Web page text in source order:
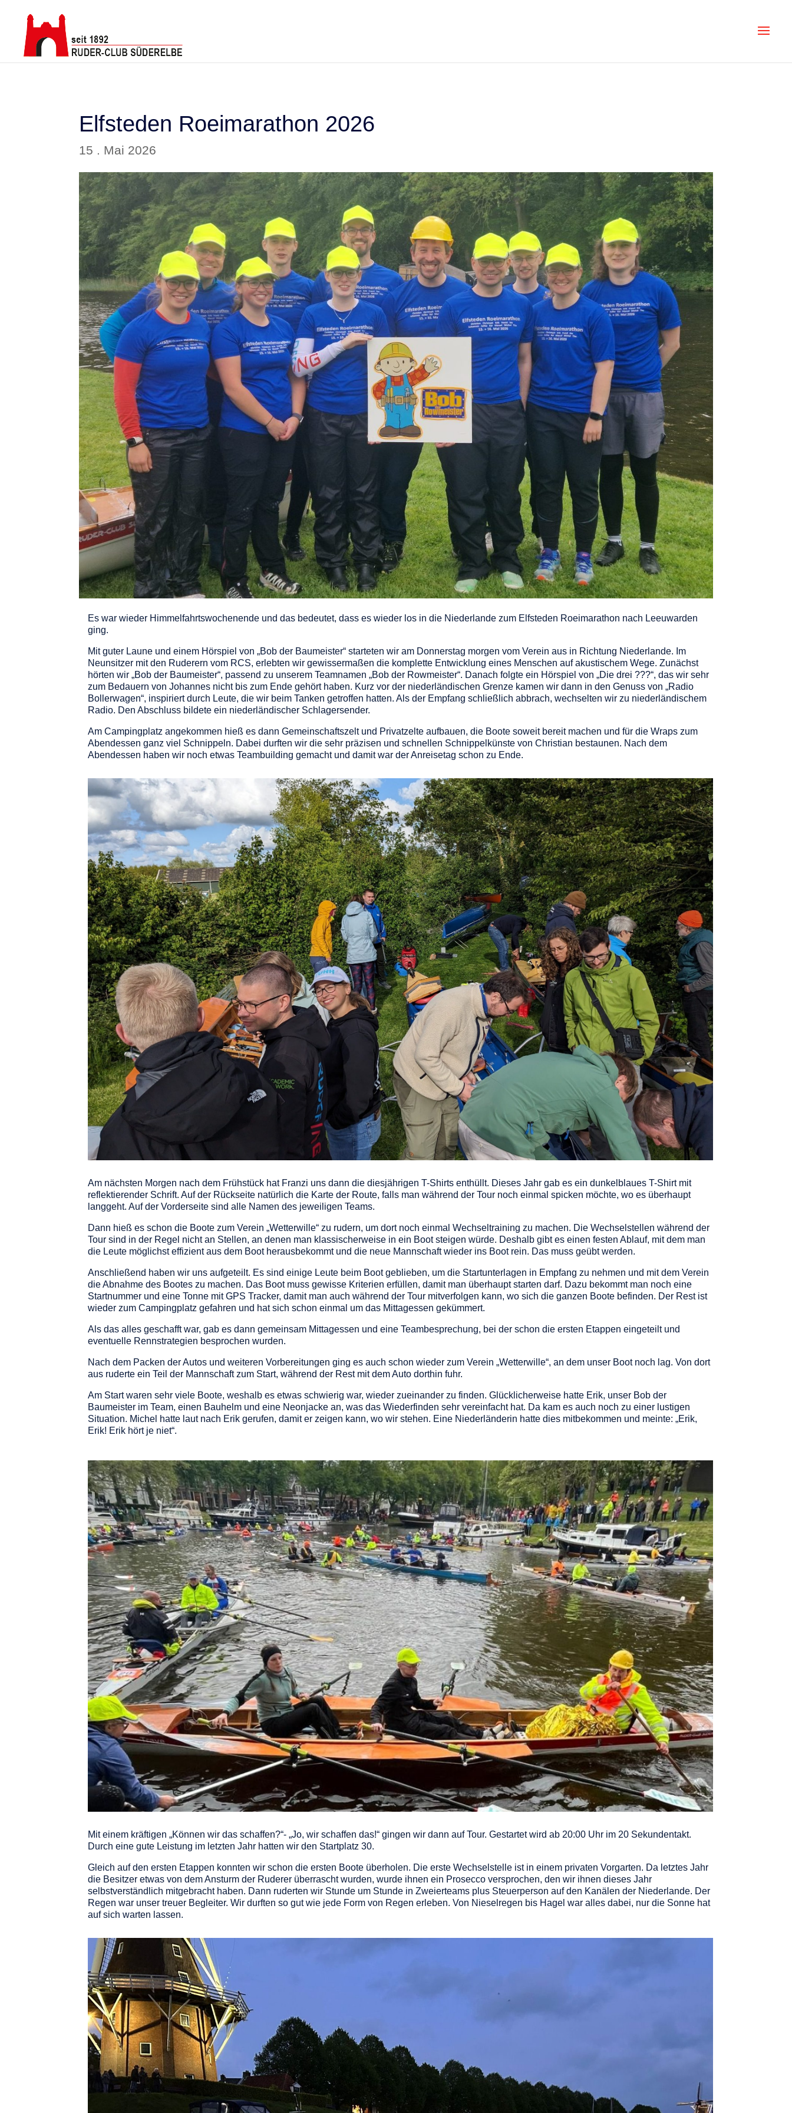
Elfsteden Roeimarathon 2026
15 . Mai 2026
Es war wieder Himmelfahrtswochenende und das bedeutet, dass es wieder los in die Niederlande zum Elfsteden Roeimarathon nach Leeuwarden
ging.
Mit guter Laune und einem Hörspiel von „Bob der Baumeister“ starteten wir am Donnerstag morgen vom Verein aus in Richtung Niederlande. Im
Neunsitzer mit den Ruderern vom RCS, erlebten wir gewissermaßen die komplette Entwicklung eines Menschen auf akustischem Wege. Zunächst
hörten wir „Bob der Baumeister“, passend zu unserem Teamnamen „Bob der Rowmeister“. Danach folgte ein Hörspiel von „Die drei ???“, das wir sehr
zum Bedauern von Johannes nicht bis zum Ende gehört haben. Kurz vor der niederländischen Grenze kamen wir dann in den Genuss von „Radio
Bollerwagen“, inspiriert durch Leute, die wir beim Tanken getroffen hatten. Als der Empfang schließlich abbrach, wechselten wir zu niederländischem
Radio. Den Abschluss bildete ein niederländischer Schlagersender.
Am Campingplatz angekommen hieß es dann Gemeinschaftszelt und Privatzelte aufbauen, die Boote soweit bereit machen und für die Wraps zum
Abendessen ganz viel Schnippeln. Dabei durften wir die sehr präzisen und schnellen Schnippelkünste von Christian bestaunen. Nach dem
Abendessen haben wir noch etwas Teambuilding gemacht und damit war der Anreisetag schon zu Ende.
Am nächsten Morgen nach dem Frühstück hat Franzi uns dann die diesjährigen T-Shirts enthüllt. Dieses Jahr gab es ein dunkelblaues T-Shirt mit
reflektierender Schrift. Auf der Rückseite natürlich die Karte der Route, falls man während der Tour noch einmal spicken möchte, wo es überhaupt
langgeht. Auf der Vorderseite sind alle Namen des jeweiligen Teams.
Dann hieß es schon die Boote zum Verein „Wetterwille“ zu rudern, um dort noch einmal Wechseltraining zu machen. Die Wechselstellen während der
Tour sind in der Regel nicht an Stellen, an denen man klassischerweise in ein Boot steigen würde. Deshalb gibt es einen festen Ablauf, mit dem man
die Leute möglichst effizient aus dem Boot herausbekommt und die neue Mannschaft wieder ins Boot rein. Das muss geübt werden.
Anschließend haben wir uns aufgeteilt. Es sind einige Leute beim Boot geblieben, um die Startunterlagen in Empfang zu nehmen und mit dem Verein
die Abnahme des Bootes zu machen. Das Boot muss gewisse Kriterien erfüllen, damit man überhaupt starten darf. Dazu bekommt man noch eine
Startnummer und eine Tonne mit GPS Tracker, damit man auch während der Tour mitverfolgen kann, wo sich die ganzen Boote befinden. Der Rest ist
wieder zum Campingplatz gefahren und hat sich schon einmal um das Mittagessen gekümmert.
Als das alles geschafft war, gab es dann gemeinsam Mittagessen und eine Teambesprechung, bei der schon die ersten Etappen eingeteilt und
eventuelle Rennstrategien besprochen wurden.
Nach dem Packen der Autos und weiteren Vorbereitungen ging es auch schon wieder zum Verein „Wetterwille“, an dem unser Boot noch lag. Von dort
aus ruderte ein Teil der Mannschaft zum Start, während der Rest mit dem Auto dorthin fuhr.
Am Start waren sehr viele Boote, weshalb es etwas schwierig war, wieder zueinander zu finden. Glücklicherweise hatte Erik, unser Bob der
Baumeister im Team, einen Bauhelm und eine Neonjacke an, was das Wiederfinden sehr vereinfacht hat. Da kam es auch noch zu einer lustigen
Situation. Michel hatte laut nach Erik gerufen, damit er zeigen kann, wo wir stehen. Eine Niederländerin hatte dies mitbekommen und meinte: „Erik,
Erik! Erik hört je niet“.
Mit einem kräftigen „Können wir das schaffen?“- „Jo, wir schaffen das!“ gingen wir dann auf Tour. Gestartet wird ab 20:00 Uhr im 20 Sekundentakt.
Durch eine gute Leistung im letzten Jahr hatten wir den Startplatz 30.
Gleich auf den ersten Etappen konnten wir schon die ersten Boote überholen. Die erste Wechselstelle ist in einem privaten Vorgarten. Da letztes Jahr
die Besitzer etwas von dem Ansturm der Ruderer überrascht wurden, wurde ihnen ein Prosecco versprochen, den wir ihnen dieses Jahr
selbstverständlich mitgebracht haben. Dann ruderten wir Stunde um Stunde in Zweierteams plus Steuerperson auf den Kanälen der Niederlande. Der
Regen war unser treuer Begleiter. Wir durften so gut wie jede Form von Regen erleben. Von Nieselregen bis Hagel war alles dabei, nur die Sonne hat
auf sich warten lassen.